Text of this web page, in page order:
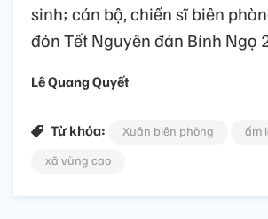
sinh; cán bộ, chiến sĩ biên
đón Tết Nguyên đán Bính Ngọ
Lê Quang Quyết
Từ khóa: Xuân biên phòng
ấm
xã vùng cao